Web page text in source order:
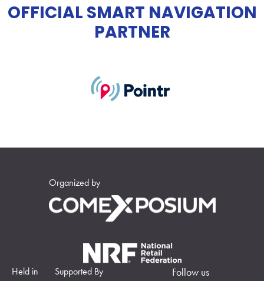
OFFICIAL SMART NAVIGATION
PARTNER
Organized by
Held in Supported By Follow us